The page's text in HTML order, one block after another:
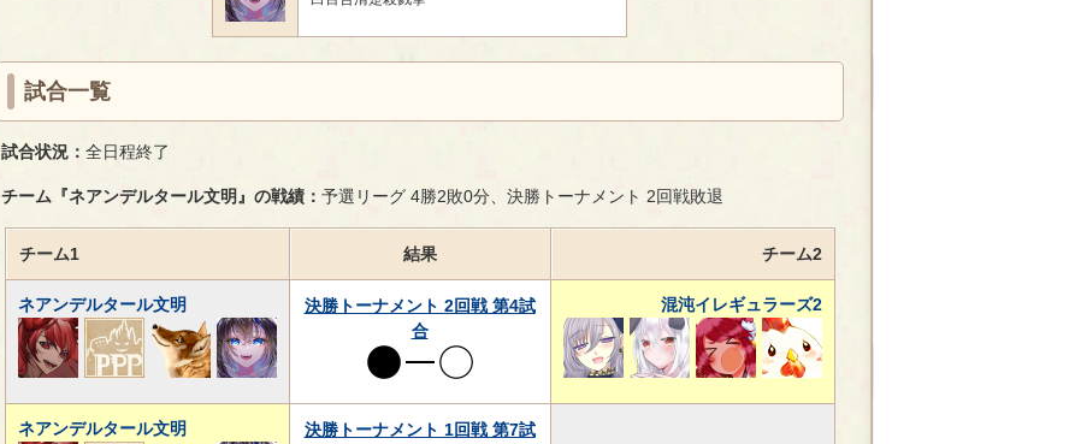
試合一覧
試合状況： 全日程終了
チーム『ネアンデルタール文明』の戦績： 予選リーグ 4勝2敗0分、決勝トーナメント 2回戦敗退
チーム1 結果 チーム2
ネアンデルタール文明
決勝トーナメント 2回戦 第4試
合
混沌イレギュラーズ2
ネアンデルタール文明
決勝トーナメント 1回戦 第7試